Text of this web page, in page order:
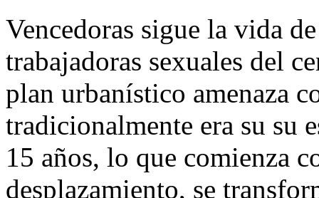
Vencedoras sigue la vida
trabajadoras sexuales del
plan urbanístico amenaza
tradicionalmente era su su
15 años, lo que comienza
desplazamiento, se